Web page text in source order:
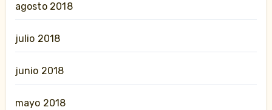
agosto 2018
julio 2018
junio 2018
mayo 2018